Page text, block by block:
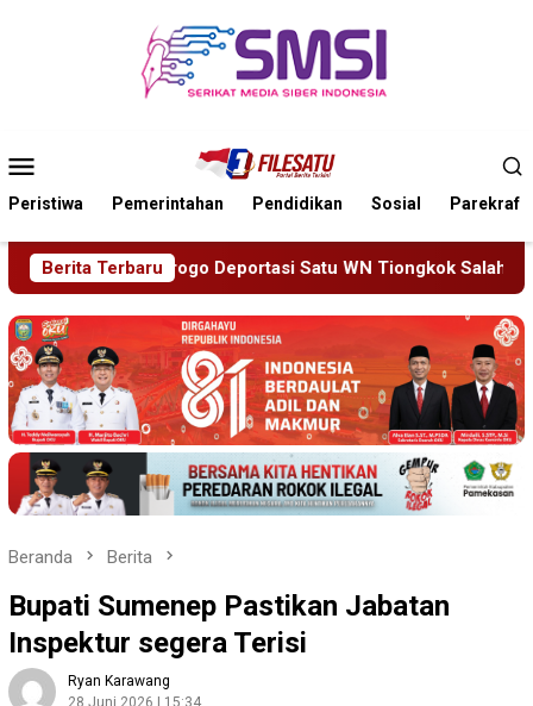
Mobile
Peristiwa Pemerintahan Pendidikan Sosial Parekraf
Berita Terbaru
Tiongkok Salahgunakan Ijin Tinggal 19 Siswa
Beranda Berita
Bupati Sumenep Pastikan Jabatan
Inspektur segera Terisi
Ryan Karawang